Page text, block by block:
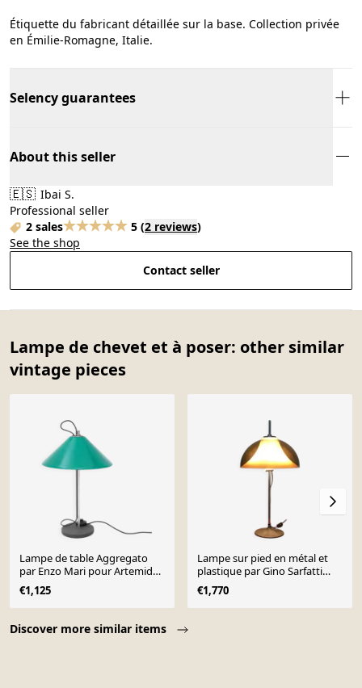
Étiquette du fabricant détaillée sur la base. Collection privée
en Émilie-Romagne, Italie.
Selency guarantees
About this seller
🇪🇸 Ibai S.
Professional seller
2 sales
5 (2 reviews)
See the shop
Contact seller
Lampe de chevet et à poser: other similar
vintage pieces
Discover more similar items
Lampe de table Aggregato
par Enzo Mari pour Artemide,
années 1970
€1,125
Lampe sur pied en métal et
plastique par Gino Sarfatti
pour Gepo, années 1970
€1,770